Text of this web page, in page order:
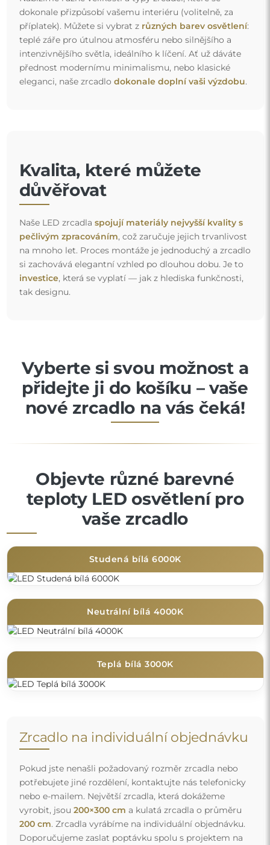
dokonale přizpůsobí vašemu interiéru (volitelně, za
příplatek). Můžete si vybrat z různých barev osvětlení:
teplé záře pro útulnou atmosféru nebo silnějšího a
intenzivnějšího světla, ideálního k líčení. Ať už dáváte
přednost modernímu minimalismu, nebo klasické
eleganci, naše zrcadlo dokonale doplní vaši výzdobu.
Kvalita, které můžete
důvěřovat
Naše LED zrcadla spojují materiály nejvyšší kvality s
pečlivým zpracováním, což zaručuje jejich trvanlivost
na mnoho let. Proces montáže je jednoduchý a zrcadlo
si zachovává elegantní vzhled po dlouhou dobu. Je to
investice, která se vyplatí — jak z hlediska funkčnosti,
tak designu.
Vyberte si svou možnost a
přidejte ji do košíku – vaše
nové zrcadlo na vás čeká!
Objevte různé barevné
teploty LED osvětlení pro
vaše zrcadlo
Studená bílá 6000K
Neutrální bílá 4000K
Teplá bílá 3000K
Zrcadlo na individuální objednávku
Pokud jste nenašli požadovaný rozměr zrcadla nebo
potřebujete jiné rozdělení, kontaktujte nás telefonicky
nebo e-mailem. Největší zrcadla, která dokážeme
vyrobit, jsou 200×300 cm a kulatá zrcadla o průměru
200 cm. Zrcadla vyrábíme na individuální objednávku.
Doporučujeme zaslat poptávku spolu s projektem na